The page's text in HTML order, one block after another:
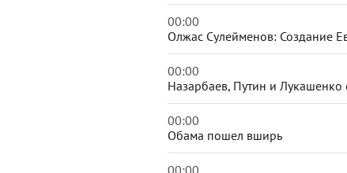
00:00
Олжас Сулейменов: Создание
00:00
Назарбаев, Путин и
00:00
Обама пошел вширь
00:00